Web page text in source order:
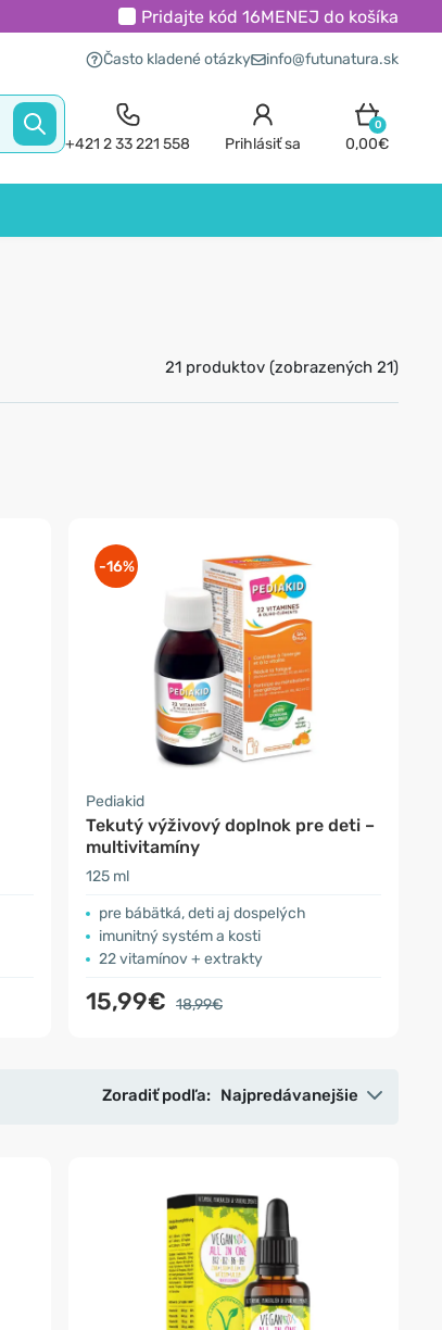
Pridajte kód 16MENEJ do košíka
Často kladené otázky info@futunatura.sk
+421 2 33 221 558 Prihlásiť sa
0
0,00€
21 produktov (zobrazených 21)
-16%
Pediakid
Tekutý výživový doplnok pre deti –
multivitamíny
125 ml
pre bábätká, deti aj dospelých
imunitný systém a kosti
22 vitamínov + extrakty
15,99€ 18,99€
Zoradiť podľa: Najpredávanejšie